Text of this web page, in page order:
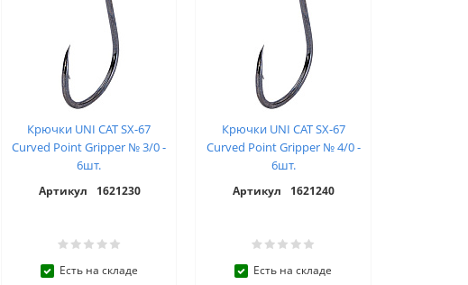
Крючки UNI CAT SX-67
Curved Point Gripper № 3/0 -
6шт.
Артикул 1621230
Есть на складе
Крючки UNI CAT SX-67
Curved Point Gripper № 4/0 -
6шт.
Артикул 1621240
Есть на складе